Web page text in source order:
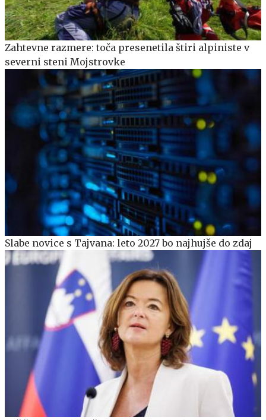
Zahtevne razmere: toča presenetila štiri alpiniste v
severni steni Mojstrovke
Slabe novice s Tajvana: leto 2027 bo najhujše do zdaj